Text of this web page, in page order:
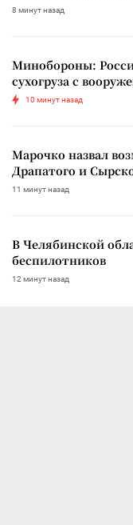
8 минут назад
Минобороны:
сухогруза с
10 минут назад
Марочко назвал
Драпатого и
11 минут назад
В Челябинской
беспилотников
12 минут назад